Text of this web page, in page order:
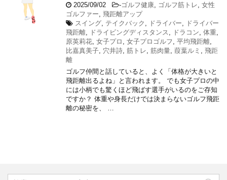
2025/09/02 -ゴルフ健康 ゴルフ筋トレ 女性
ゴルファー 飛距離アップ
スイング テイクバック ドライバー
ドライバー
飛距離
ドライビングディスタンス ドラコン 体重
原英莉花 女子プロ 女子プロゴルフ 平均飛距離
比嘉真美子 穴井詩 筋トレ 筋肉量 葭葉ルミ
飛距
離
ゴルフ仲間と話していると、よく「体格が大きいと
飛距離出るよね」と言われます。 でも女子プロの中
には小柄でも驚くほど飛ばす選手がいるのをご存知
ですか？ 体重や身長だけでは決まらないゴルフ飛距
離の秘密を、 …